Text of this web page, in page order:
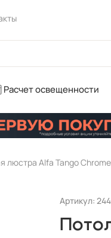
Расчет освещенности
люстра Alfa Tango
Артикул: